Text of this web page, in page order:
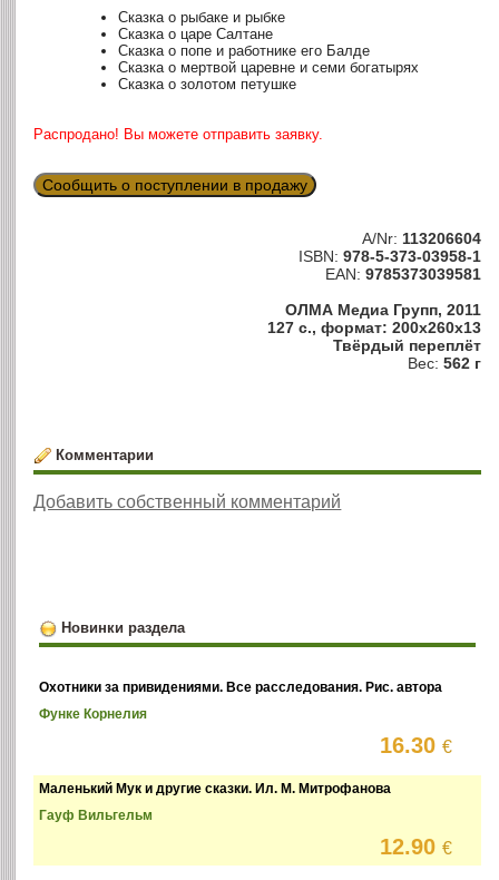
Сказка о рыбаке и рыбке
Сказка о царе Салтане
Сказка о попе и работнике его Балде
Сказка о мертвой царевне и семи богатырях
Сказка о золотом петушке
Распродано! Вы можете отправить заявку.
Сообщить о поступлении в продажу
A/Nr: 113206604
ISBN: 978-5-373-03958-1
EAN: 9785373039581
ОЛМА Медиа Групп, 2011
127 с., формат: 200x260x13
Твёрдый переплёт
Вес: 562 г
Комментарии
Добавить собственный комментарий
Новинки раздела
Охотники за привидениями. Все расследования. Рис. автора
Функе Корнелия
16.30€
Маленький Мук и другие сказки. Ил. М. Митрофанова
Гауф Вильгельм
12.90€